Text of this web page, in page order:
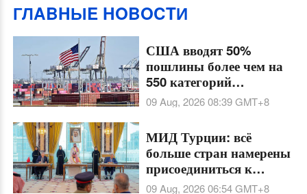
ГЛABHЫE HOBOCTИ
США вводят 50%
пошлины более чем на
550 категорий
канадского импорта
09 Aug, 2026 08:39GMT+8
МИД Турции: всё
больше стран намерены
присоединиться к
Мекканскому
09 Aug, 2026 06:54GMT+8